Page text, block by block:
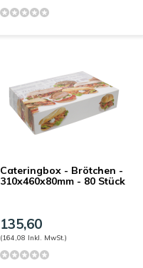
Cateringbox - Brötchen -
310x460x80mm - 80 Stück
135,60
(164,08 Inkl. MwSt.)